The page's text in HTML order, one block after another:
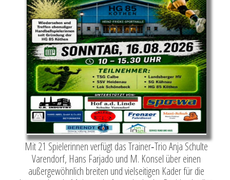
Mit 21 Spielerinnen verfügt das Trainer‑Trio Anja Schulte
Varendorf, Hans Farjado und M. Konsel über einen
außergewöhnlich breiten und vielseitigen Kader für die